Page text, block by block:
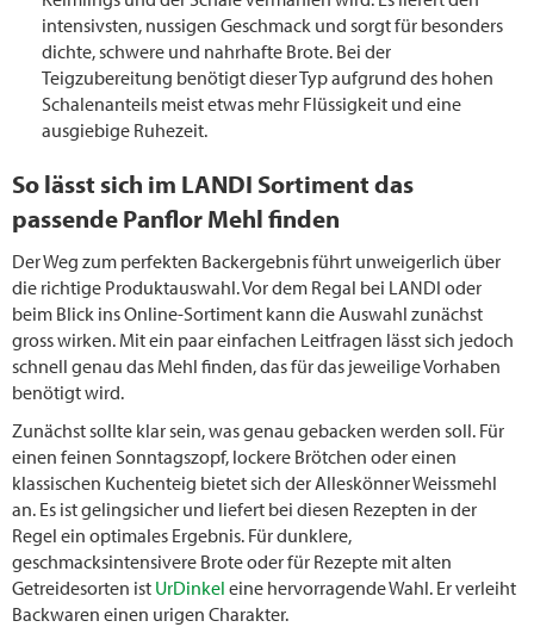
intensivsten, nussigen Geschmack und sorgt für besonders
dichte, schwere und nahrhafte Brote. Bei der
Teigzubereitung benötigt dieser Typ aufgrund des hohen
Schalenanteils meist etwas mehr Flüssigkeit und eine
ausgiebige Ruhezeit.
So lässt sich im LANDI Sortiment das
passende Panflor Mehl finden
Der Weg zum perfekten Backergebnis führt unweigerlich über
die richtige Produktauswahl. Vor dem Regal bei LANDI oder
beim Blick ins Online-Sortiment kann die Auswahl zunächst
gross wirken. Mit ein paar einfachen Leitfragen lässt sich jedoch
schnell genau das Mehl finden, das für das jeweilige Vorhaben
benötigt wird.
Zunächst sollte klar sein, was genau gebacken werden soll. Für
einen feinen Sonntagszopf, lockere Brötchen oder einen
klassischen Kuchenteig bietet sich der Alleskönner Weissmehl
an. Es ist gelingsicher und liefert bei diesen Rezepten in der
Regel ein optimales Ergebnis. Für dunklere,
geschmacksintensivere Brote oder für Rezepte mit alten
Getreidesorten ist UrDinkel eine hervorragende Wahl. Er verleiht
Backwaren einen urigen Charakter.